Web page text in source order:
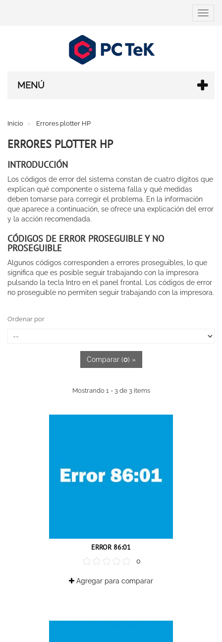
MENÚ
Inicio Errores plotter HP
ERRORES PLOTTER HP
INTRODUCCIÓN
Los códigos de error del sistema constan de cuatro dígitos que
explican qué componente o sistema falla y qué medidas
deben tomarse para corregir el problema. En la información
que aparece a continuación, se ofrece una explicación del error
y la acción recomendada.
CÓDIGOS DE ERROR PROSEGUIBLE Y NO
PROSEGUIBLE
Algunos códigos corresponden a errores proseguibles, lo que
significa que es posible seguir trabajando con la impresora
pulsando la tecla Intro en el panel frontal. Los códigos de error
no proseguible no permiten seguir trabajando con la impresora.
Ordenar por
Comparar (0) »
Mostrando 1 - 3 de 3 items
ERROR 86:01
0
Agregar para comparar